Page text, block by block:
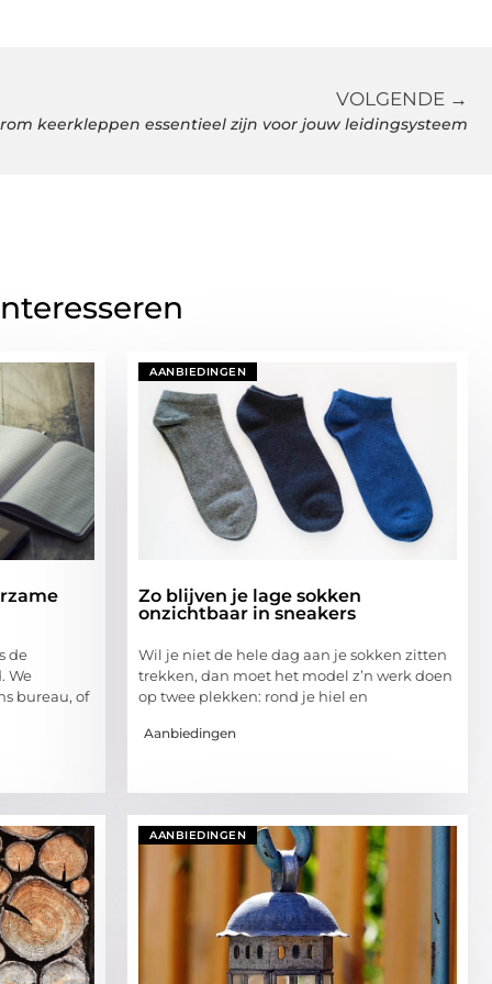
VOLGENDE →
keerkleppen essentieel zijn voor jouw leidingsysteem
de
We
bureau, of
AANBIEDINGEN
Zo blijven je lage sokken
onzichtbaar in sneakers
Wil je niet de hele dag aan je sokken zitten
trekken, dan moet het model z’n werk doen
op twee plekken: rond je hiel en
Aanbiedingen
AANBIEDINGEN